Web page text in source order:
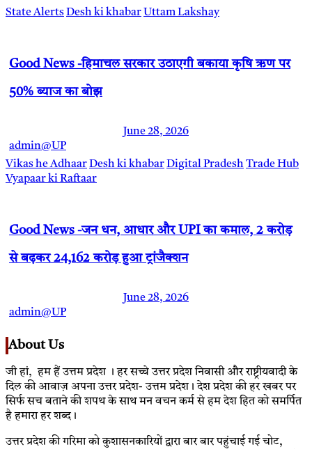
State AlertsDesh ki khabar Uttam Lakshay
Good News -हिमाचल सरकार उठाएगी बकाया कृषि ऋण पर
50% ब्याज का बोझ
June 28, 2026
admin@UP
Vikas he AdhaarDesh ki khabarDigital PradeshTrade Hub
Vyapaar ki Raftaar
Good News -जन धन, आधार और UPI का कमाल, 2 करोड़
से बढ़कर 24,162 करोड़ हुआ ट्रांजैक्शन
June 28, 2026
admin@UP
About Us
जी हां, हम हैं उत्तम प्रदेश । हर सच्चे उत्तर प्रदेश निवासी और राष्ट्रीयवादी के
दिल की आवाज़ अपना उत्तर प्रदेश- उत्तम प्रदेश। देश प्रदेश की हर खबर पर
सिर्फ सच बताने की शपथ के साथ मन वचन कर्म से हम देश हित को समर्पित
है हमारा हर शब्द।
उत्तर प्रदेश की गरिमा को कुशासनकारियों द्वारा बार बार पहुंचाई गई चोट,